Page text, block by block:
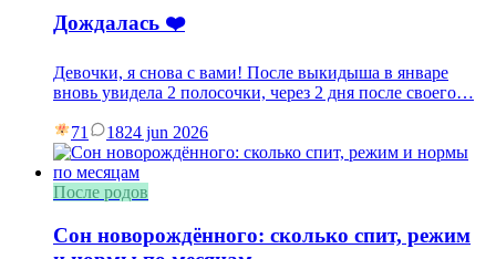
Дождалась ❤️
Девочки, я снова с вами! После выкидыша в январе
вновь увидела 2 полосочки, через 2 дня после своего…
71 1824 jun 2026
После родов
Сон новорождённого: сколько спит, режим